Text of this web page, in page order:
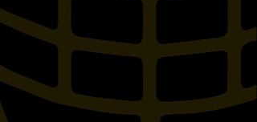
VT750C2B BLACK SPIRIT 10-
UP, VT750C2B PHANTOM 10-
UP, VT750C SHADOW AERO,
VTX1300R, VTX1300S, FURY
VT1300CX, VTX1800R,